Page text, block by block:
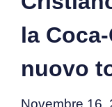
la
nuovo
Novembre 16,